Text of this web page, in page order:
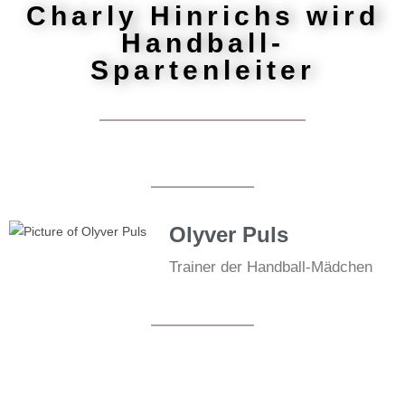
Charly Hinrichs wird
Handball-
Spartenleiter
Olyver Puls
Trainer der Handball-Mädchen